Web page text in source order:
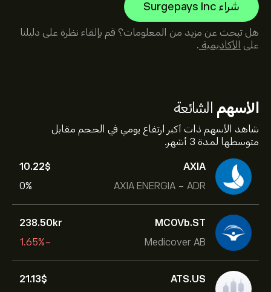
الأسهم الشائعة
شاهد الأسهم ذات أكبر ارتفاع يومي في الحجم مقابل
متوسطها لمدة 3 أشهر.
AXIA
AXIA ENERGIA - ADR
10.22‎$‎
0%
MCOVb.ST
Medicover AB
238.50‎kr‎
-1.65%
ATS.US
21.13‎$‎
شراء Surgepays Inc
هل تبحث عن مزيد من المعلومات؟ قم بإلقاء نظرة على دليلنا
على
الأكاديمية .